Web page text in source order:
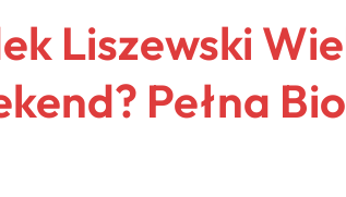
Liszewski
Pełna